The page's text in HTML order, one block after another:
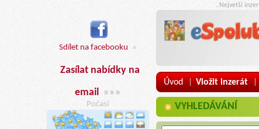
Sdílet na facebooku »
Zasílat nabídky na
email »»»
Počasí
..Nejvetší
Úvod | Vložit inzerát |
VYHLEDÁVÁNÍ